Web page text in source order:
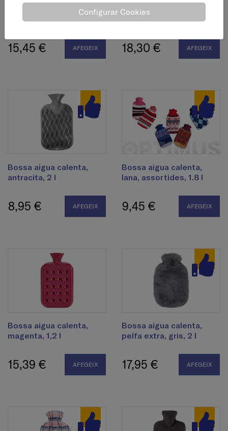
Bossa aigua calenta
polar, taronja/blau, 2 l
15,45 € AFEGEIX
Bossa aigua calenta
18,30 € AFEGEIX
Bossa aigua calenta,
antracita, 2 l
8,95 € AFEGEIX
Bossa aigua calenta,
lana, assortides, 1.8 l
9,45 € AFEGEIX
Bossa aigua calenta,
magenta, 1,2 l
15,39 € AFEGEIX
Bossa aigua calenta,
pelfa extra, gris, 2 l
17,95 € AFEGEIX
Configurar Cookies